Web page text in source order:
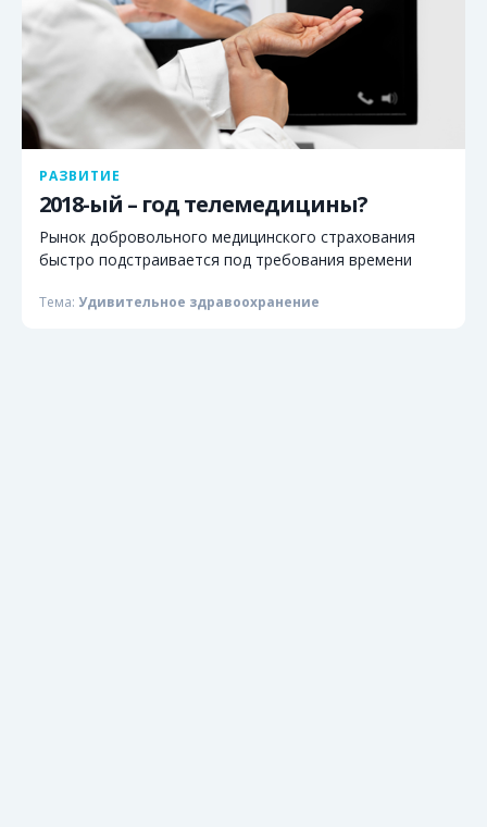
РАЗВИТИЕ
2018-ый – год телемедицины?
Рынок добровольного медицинского страхования
быстро подстраивается под требования времени
Тема: Удивительное здравоохранение